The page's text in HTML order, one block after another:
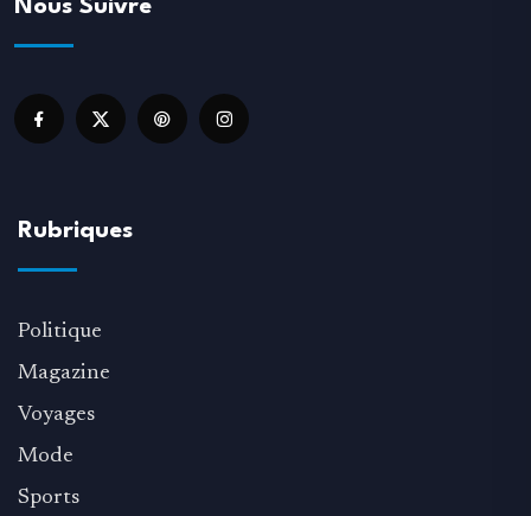
Nous Suivre
Rubriques
Politique
Magazine
Voyages
Mode
Sports